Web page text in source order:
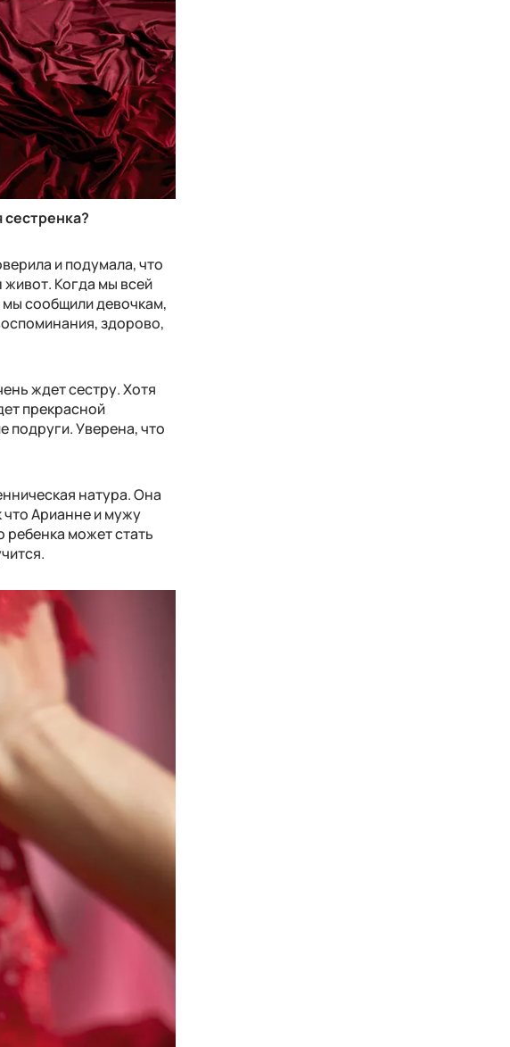
сестренка?
и подумала, что
Когда мы всей
сообщили девочкам,
здорово,
ждет сестру. Хотя
прекрасной
подруги. Уверена, что
натура. Она
что Арианне и мужу
может стать